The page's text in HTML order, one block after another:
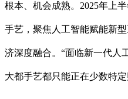
根本、机会成熟。2025年上
手艺，聚焦人工智能赋能新
济深度融合。“面临新一代人
大都手艺都只能正在少数特